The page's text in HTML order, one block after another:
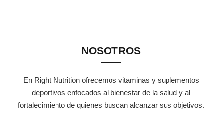
NOSOTROS
En Right Nutrition ofrecemos vitaminas y suplementos
deportivos enfocados al bienestar de la salud y al
fortalecimiento de quienes buscan alcanzar sus objetivos.